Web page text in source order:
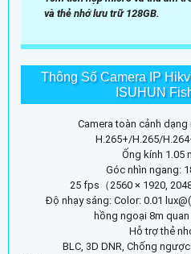
và thẻ nhớ lưu trữ 128GB.
Thông Số Camera IP
ISUHUN
Camera toàn cảnh dạng
H.265+/H.265/
Ống kính 1.05
Góc nhìn ngang:
25 fps（2560 × 1920,
Độ nhạy sáng: Color: 0.01
hồng ngoại 8m
Hỗ trợ thẻ
BLC, 3D DNR, Chống